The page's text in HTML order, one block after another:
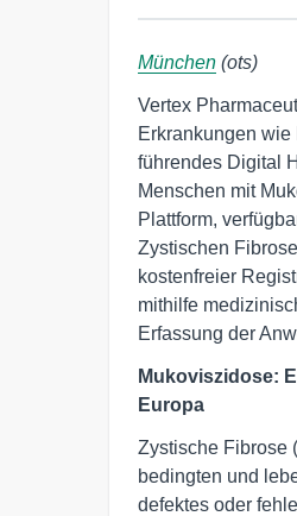
München (ots)
Vertex
Erkrankungen
führendes Digital
Menschen mit
Plattform,
Zystischen
kostenfreier
mithilfe
Erfassung der
Mukoviszidose:
Europa
Zystische Fibrose
bedingten und
defektes oder